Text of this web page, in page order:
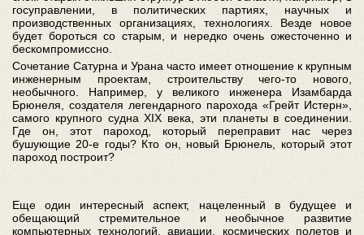
госуправлении, в политических партиях, научных и
производственных организациях, технологиях. Везде новое
будет бороться со старым, и нередко очень ожесточенно и
бескомпромиссно.
Сочетание Сатурна и Урана часто имеет отношение к крупным
инженерным проектам, строительству чего-то нового,
необычного. Например, у великого инженера Изамбарда
Брюнеля, создателя легендарного парохода «Грейт Истерн»,
самого крупного судна XIX века, эти планеты в соединении.
Где он, этот пароход, который переправит нас через
бушующие 20-е годы? Кто он, новый Брюнель, который этот
пароход построит?
Еще один интересный аспект, нацеленный в будущее и
обещающий стремительное и необычное развитие
компьютерных технологий, авиации, космических полетов и